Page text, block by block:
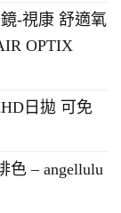
-視康 舒適氧
OPTIX
日拋 可免
色 – angellulu